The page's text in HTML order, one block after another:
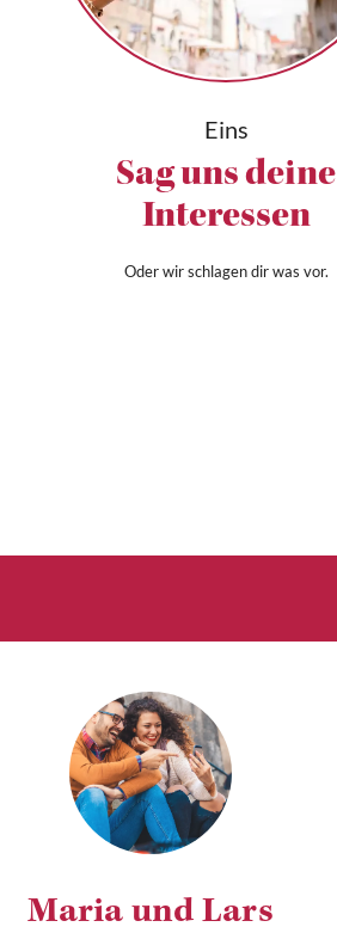
Eins
Sag uns deine
Interessen
Oder wir schlagen dir was vor.
Maria und Lars